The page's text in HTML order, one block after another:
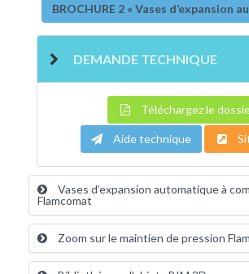
BROCHURE 2 « Vases d’expansion
DEMANDE TECHNIQUE
Téléchargez le
Aide technique
Vases d’expansion automatique à
Flamcomat
Zoom sur le maintien de pression